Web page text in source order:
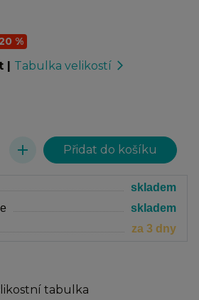
%
| Tabulka velikostí arrow_forward_ios
add
skladem
skladem
za 3 dny
tabulka